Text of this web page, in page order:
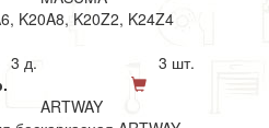
K20A8, K20Z2, K24Z4
3 д.
3 шт.
ARTWAY